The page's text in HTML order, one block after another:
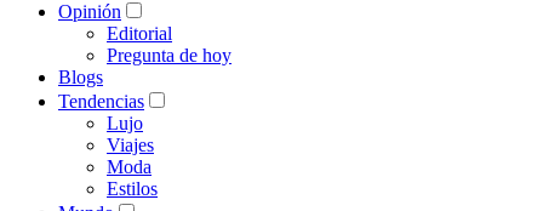
Opinión
Editorial
Pregunta de hoy
Blogs
Tendencias
Lujo
Viajes
Moda
Estilos